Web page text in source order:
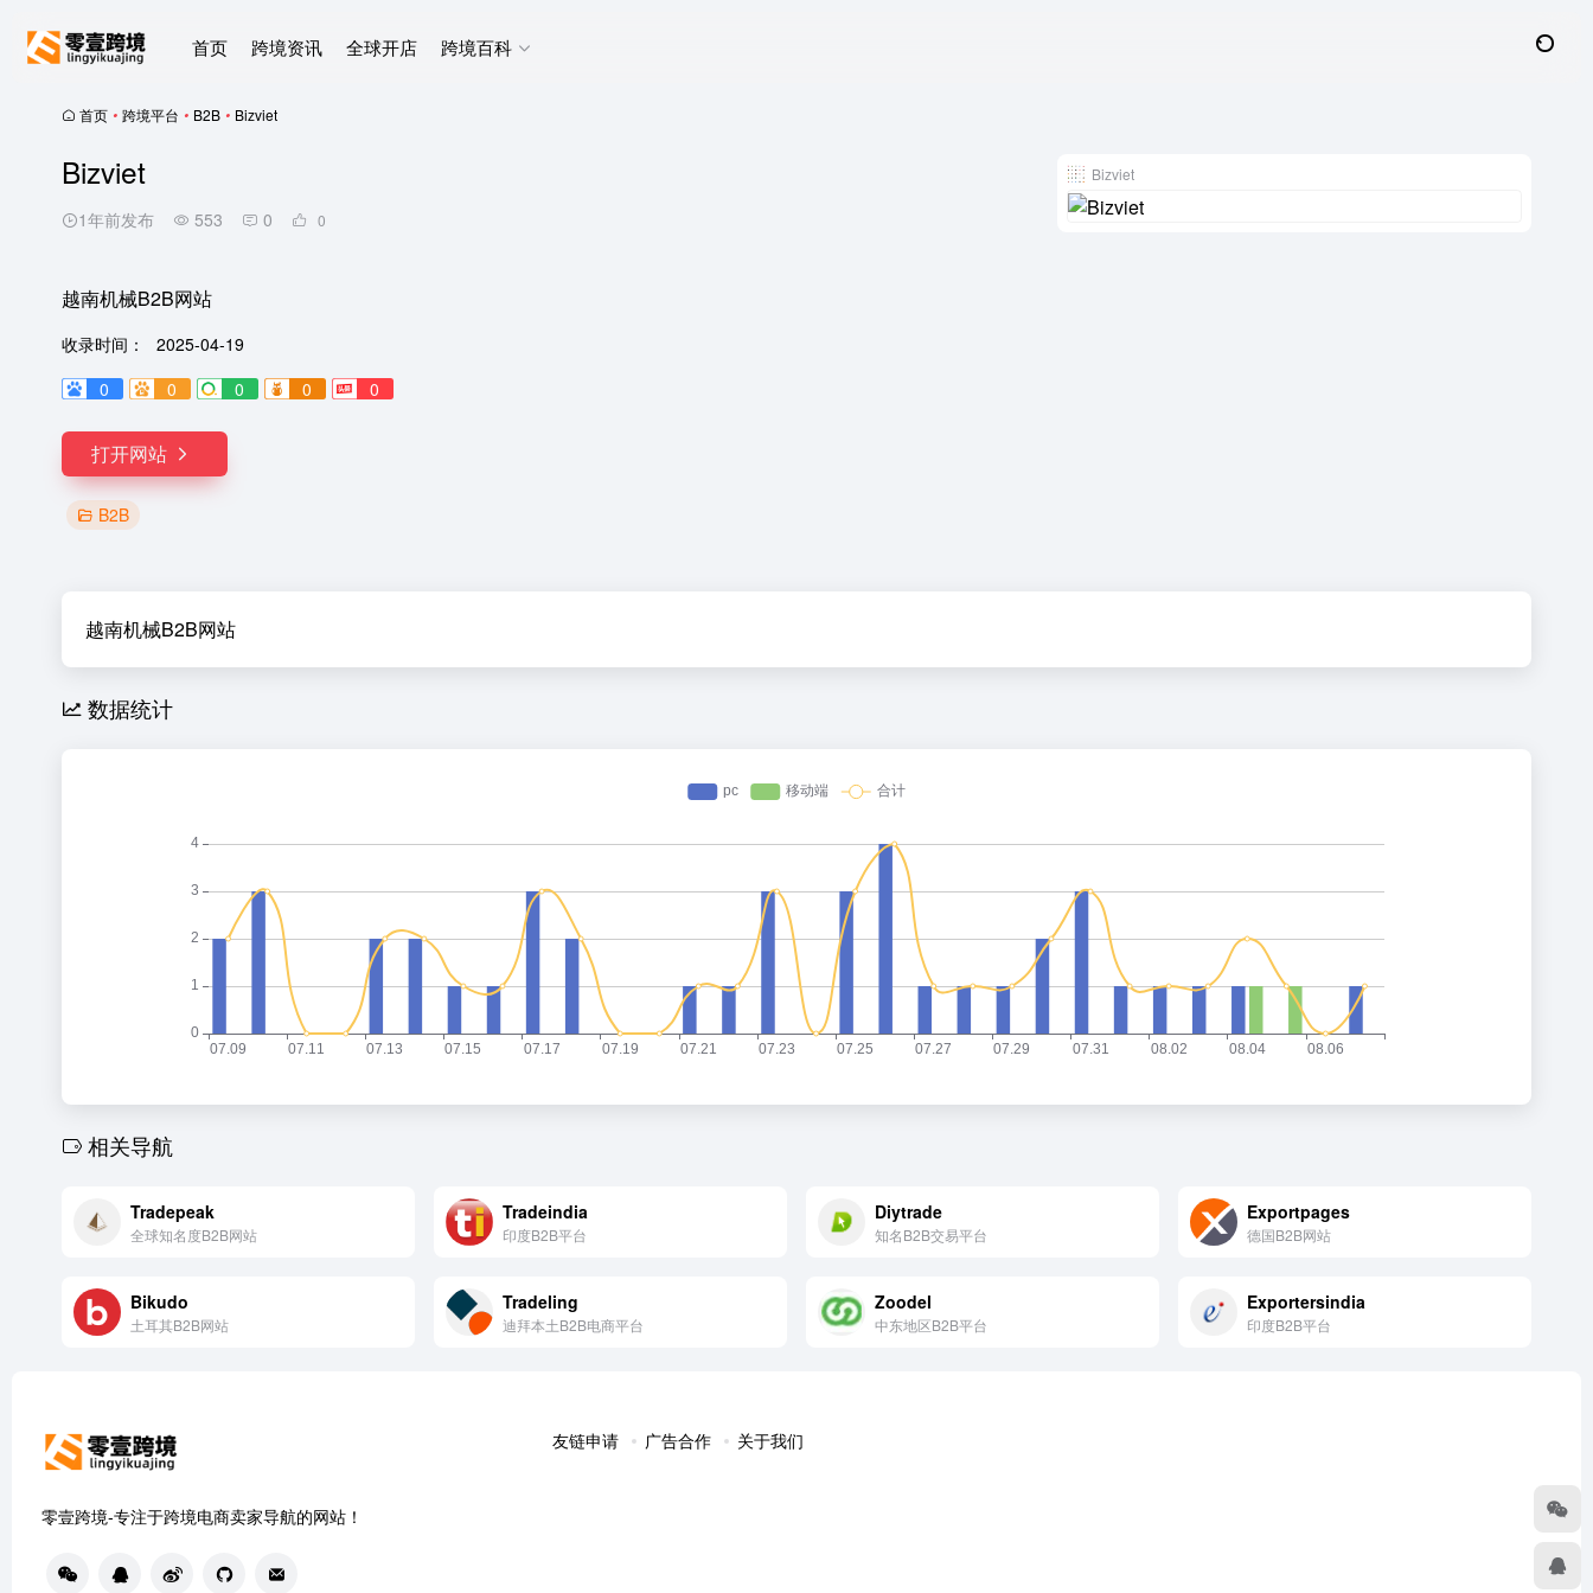
首页 跨境资讯 全球开店 跨境百科
首页 • 跨境平台 • B2B • Bizviet
Bizviet
1年前发布 553 0 0
越南机械B2B网站
收录时间：
2025-04-19
0
0 0 0 0
打开网站
B2B
Bizviet
越南机械B2B网站
数据统计
相关导航
Tradepeak
全球知名度B2B网站
Tradeindia
印度B2B平台
Diytrade
知名B2B交易平台
Exportpages
德国B2B网站
Bikudo
土耳其B2B网站
Tradeling
迪拜本土B2B电商平台
Zoodel
中东地区B2B平台
Exportersindia
印度B2B平台
零壹跨境-专注于跨境电商卖家导航的网站！
友链申请 广告合作 关于我们